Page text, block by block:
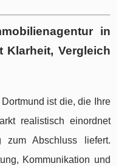
in
Klarheit, Vergleich
ist die, die Ihre
realistisch einordnet
zum Abschluss liefert.
Kommunikation und